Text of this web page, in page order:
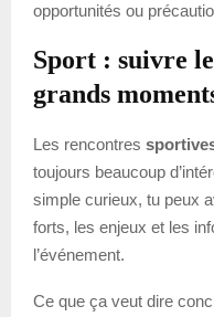
opportunités ou
Sport : suivre
grands
Les rencontres
toujours beaucoup
simple curieux, tu peux
forts, les enjeux et les
l’événement.
Ce que ça veut dire